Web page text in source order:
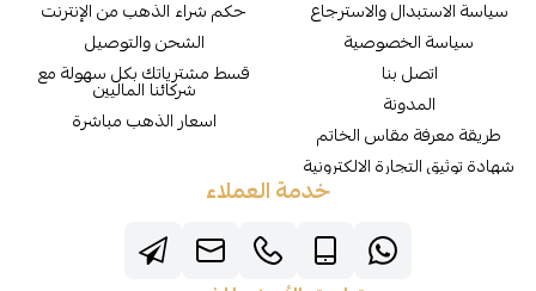
سياسة الاستبدال والاسترجاع
سياسة الخصوصية
اتصل بنا
المدونة
طريقة معرفة مقاس الخاتم
شهادة توثيق التجارة الالكترونية
حكم شراء الذهب من الإنترنت
الشحن والتوصيل
قسط مشترياتك بكل سهولة مع
شركائنا الماليين
اسعار الذهب مباشرة
خدمة العملاء